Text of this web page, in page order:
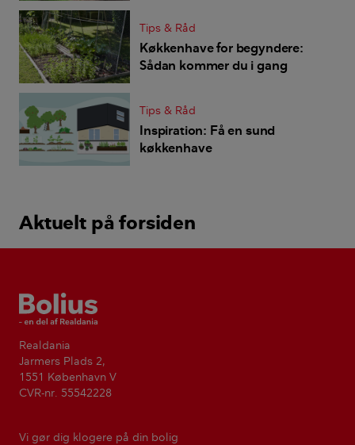
Tips & Råd
Køkkenhave for begyndere:
Sådan kommer du i gang
Tips & Råd
Inspiration: Få en sund
køkkenhave
Aktuelt på forsiden
Bolius
Realdania
Jarmers Plads 2,
1551 København V
CVR-nr. 55542228
Vi gør dig klogere på din bolig